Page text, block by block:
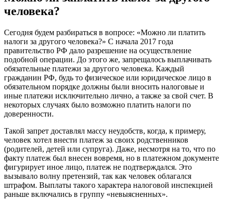
человека?
Сегодня будем разбираться в вопросе: «Можно ли платить
налоги за другого человека?» С начала 2017 года
правительство РФ дало разрешение на осуществление
подобной операции. До этого же, запрещалось выплачивать
обязательные платежи за другого человека. Каждый
гражданин РФ, будь то физическое или юридическое лицо в
обязательном порядке должны были вносить налоговые и
иные платежи исключительно лично, а также за свой счет. В
некоторых случаях было возможно платить налоги по
доверенности.
Такой запрет доставлял массу неудобств, когда, к примеру,
человек хотел внести платеж за своих родственников
(родителей, детей или супруга). Даже, несмотря на то, что по
факту платеж был внесен вовремя, но в платежном документе
фигурирует иное лицо, платеж не подтверждался. Это
вызывало волну претензий, так как человек облагался
штрафом. Выплаты такого характера налоговой инспекцией
раньше включались в группу «невыясненных».